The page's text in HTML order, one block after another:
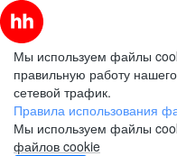
Мы используем файлы
правильную работу
сетевой трафик.
Правила использования
Мы используем файлы
файлов cookie